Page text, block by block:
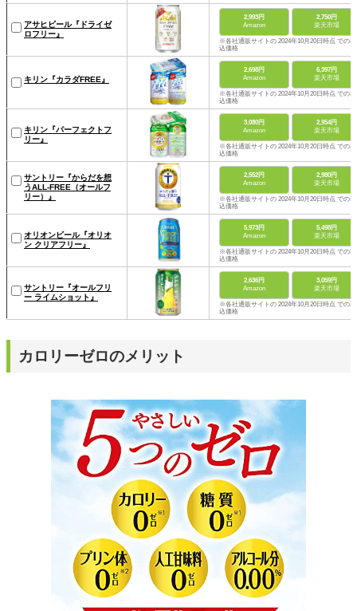
アサヒビール『ドライゼ
ロフリー』
2,993円
Amazon
2,750円
楽天市場
※各社通販サイトの 2024年10月20日時点 での税
込価格
キリン『カラダFREE』
2,698円
Amazon
6,397円
楽天市場
※各社通販サイトの 2024年10月20日時点 での税
込価格
キリン『パーフェクトフ
リー』
3,080円
Amazon
2,954円
楽天市場
※各社通販サイトの 2024年10月20日時点 での税
込価格
サントリー『からだを想
うALL-FREE（オールフ
リー）』
2,552円
Amazon
2,980円
楽天市場
※各社通販サイトの 2024年10月20日時点 での税
込価格
オリオンビール『オリオ
ン クリアフリー』
5,973円
Amazon
5,498円
楽天市場
※各社通販サイトの 2024年10月20日時点 での税
込価格
サントリー『オールフリ
ー ライムショット』
2,636円
Amazon
3,059円
楽天市場
※各社通販サイトの 2024年10月20日時点 での税
込価格
カロリーゼロのメリット